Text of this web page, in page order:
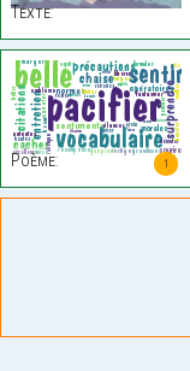
Texte:
1
Poème: